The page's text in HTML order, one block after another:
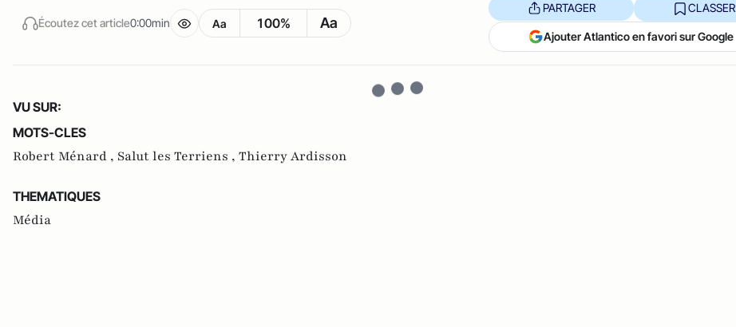
Écoutez cet article0:00min Aa 100% Aa
PARTAGER CLASSER
Ajouter Atlantico en favori sur Google
VU SUR:
MOTS-CLES
Robert Ménard , Salut les Terriens , Thierry Ardisson
THEMATIQUES
Média